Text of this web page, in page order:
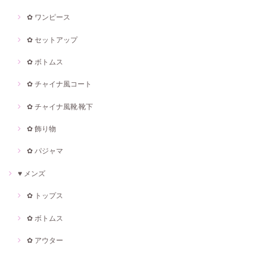
✿ ワンピース
✿ セットアップ
✿ ボトムス
✿ チャイナ風コート
✿ チャイナ風靴·靴下
✿ 飾り物
✿ パジャマ
♥ メンズ
✿ トップス
✿ ボトムス
✿ アウター